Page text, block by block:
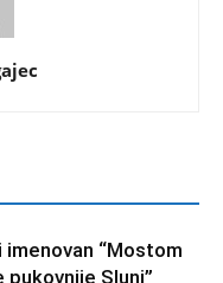
“Mostom
Slunj”